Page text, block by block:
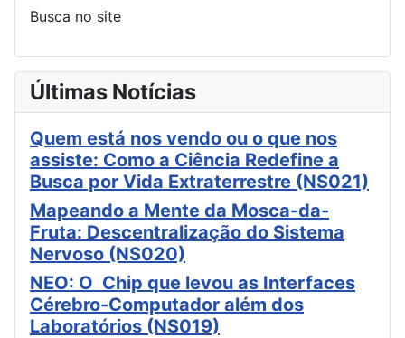
Busca no site
Últimas Notícias
Quem está nos vendo ou o que nos
assiste: Como a Ciência Redefine a
Busca por Vida Extraterrestre (NS021)
Mapeando a Mente da Mosca-da-
Fruta: Descentralização do Sistema
Nervoso (NS020)
NEO: O Chip que levou as Interfaces
Cérebro-Computador além dos
Laboratórios (NS019)